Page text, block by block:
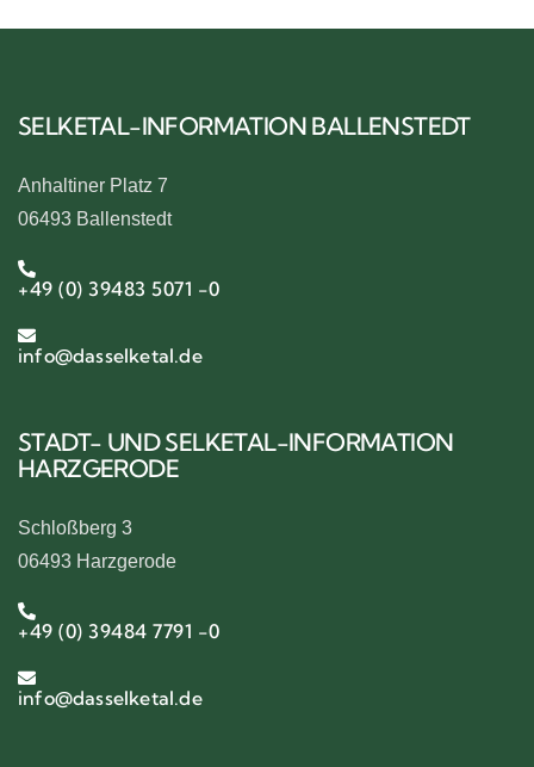
SELKETAL-INFORMATION BALLENSTEDT
Anhaltiner Platz 7
06493 Ballenstedt
+49 (0) 39483 5071 -0
info@dasselketal.de
STADT- UND SELKETAL-INFORMATION
HARZGERODE
Schloßberg 3
06493 Harzgerode
+49 (0) 39484 7791 -0
info@dasselketal.de